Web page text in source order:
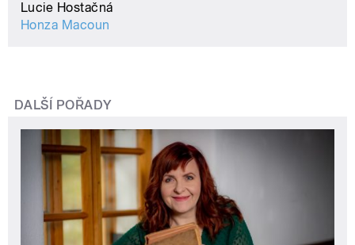
Lucie Hostačná
Honza Macoun
DALŠÍ POŘADY